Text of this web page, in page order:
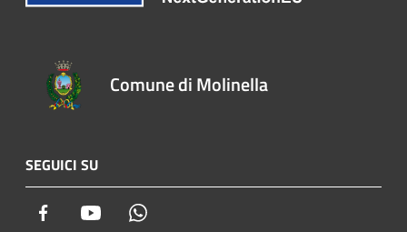
Comune di Molinella
SEGUICI SU
Facebook Youtube